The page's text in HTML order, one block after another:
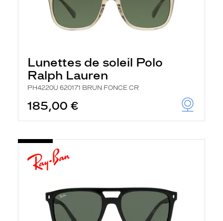
Lunettes de soleil Polo
Ralph Lauren
PH4220U 620171 BRUN FONCE CR
185,00 €